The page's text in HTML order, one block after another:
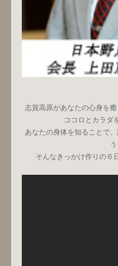
志賀高原があなたの心身を癒
ココロとカラダ
あなたの身体を知ることで
う
そんなきっかけ作りの６